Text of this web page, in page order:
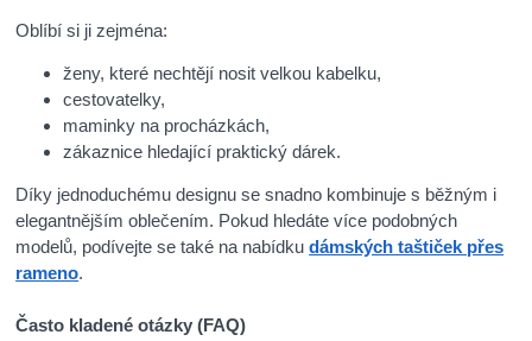
Oblíbí si ji zejména:
ženy, které nechtějí nosit velkou kabelku,
cestovatelky,
maminky na procházkách,
zákaznice hledající praktický dárek.
Díky jednoduchému designu se snadno kombinuje s běžným i
elegantnějším oblečením. Pokud hledáte více podobných
modelů, podívejte se také na nabídkudámských taštiček přes
rameno.
Často kladené otázky (FAQ)